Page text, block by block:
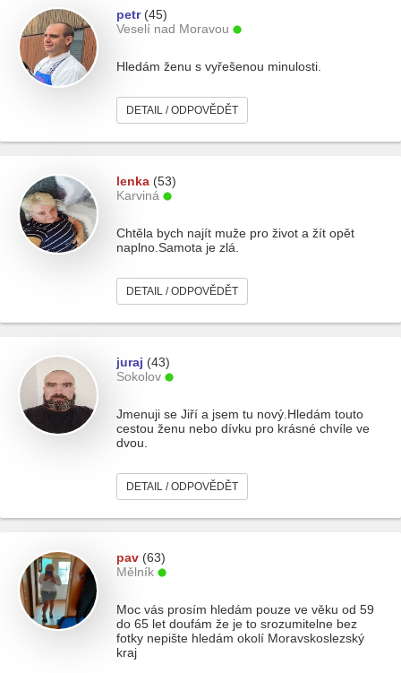
petr(45)
Veselí nad Moravou
Hledám ženu s vyřešenou minulosti.
DETAIL / ODPOVĚDĚT
lenka (53)
Karviná
Chtěla bych najít muže pro život a žít opět
naplno.Samota je zlá.
DETAIL / ODPOVĚDĚT
juraj (43)
Sokolov
Jmenuji se Jiří a jsem tu nový.Hledám touto
cestou ženu nebo dívku pro krásné chvíle ve
dvou.
DETAIL / ODPOVĚDĚT
pav (63)
Mělník
Moc vás prosím hledám pouze ve věku od 59
do 65 let doufám že je to srozumitelne bez
fotky nepište hledám okolí Moravskoslezský
kraj